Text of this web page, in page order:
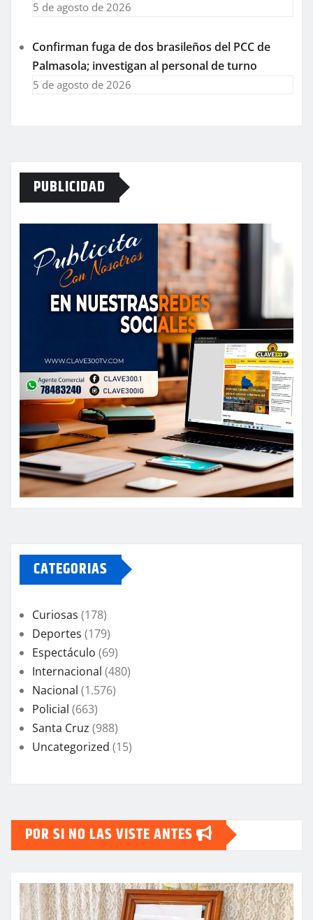
5 de agosto de 2026
Confirman fuga de dos brasileños del PCC de
Palmasola; investigan al personal de turno
5 de agosto de 2026
PUBLICIDAD
CATEGORIAS
Curiosas (178)
Deportes (179)
Espectáculo (69)
Internacional (480)
Nacional (1.576)
Policial (663)
Santa Cruz (988)
Uncategorized (15)
POR SI NO LAS VISTE ANTES